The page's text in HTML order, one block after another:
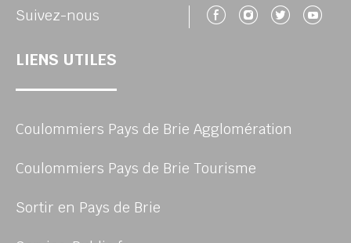
Suivez-nous Suivez-nous
Suivez-
LIENS UTILES
Coulommiers Pays de Brie Agglomération
Coulommiers Pays de Brie Tourisme
Sortir en Pays de Brie